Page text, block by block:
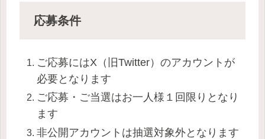
応募条件
ご応募にはX（旧Twitter）のアカウントが
必要となります
ご応募・ご当選はお一人様１回限りとなり
ます
非公開アカウントは抽選対象外となります